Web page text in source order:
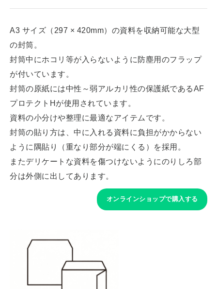
A3 サイズ（297 × 420mm）の資料を収納可能な大型
の封筒。
封筒中にホコリ等が入らないように防塵用のフラップ
が付いています。
封筒の原紙には中性～弱アルカリ性の保護紙であるAF
プロテクトHが使用されています。
資料の小分けや整理に最適なアイテムです。
封筒の貼り方は、中に入れる資料に負担がかからない
ように隅貼り（重なり部分が端にくる）を採用。
またデリケートな資料を傷つけないようにのりしろ部
分は外側に出してあります。
オンラインショップで購入する